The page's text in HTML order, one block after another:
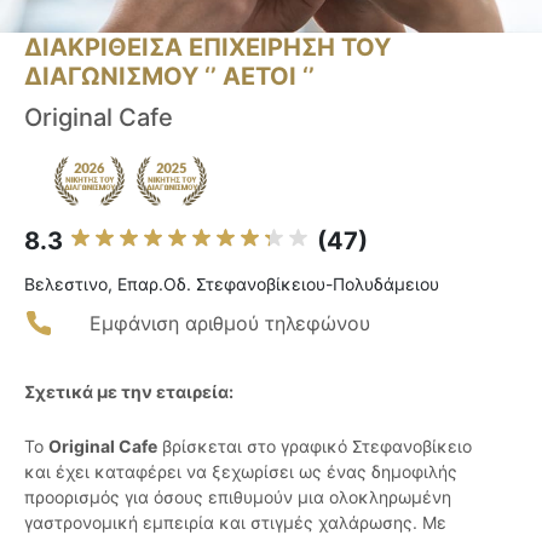
ΔΙΑΚΡΙΘΕΙΣΑ ΕΠΙΧΕΙΡΗΣΗ ΤΟΥ
ΔΙΑΓΩΝΙΣΜΟΥ ‘’ ΑΕΤΟΙ ‘’
Original Cafe
8.3 (47)
Βελεστινο, Επαρ.Οδ. Στεφανοβίκειου-Πολυδάμειου
Εμφάνιση αριθμού τηλεφώνου
Σχετικά με την εταιρεία:
Το Original Cafe βρίσκεται στο γραφικό Στεφανοβίκειο
και έχει καταφέρει να ξεχωρίσει ως ένας δημοφιλής
προορισμός για όσους επιθυμούν μια ολοκληρωμένη
γαστρονομική εμπειρία και στιγμές χαλάρωσης. Με